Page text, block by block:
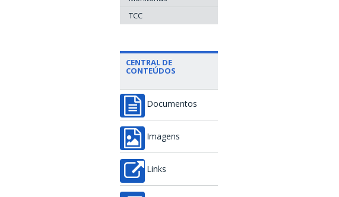
TCC
CENTRAL DE
CONTEÚDOS
Documentos
Imagens
Links